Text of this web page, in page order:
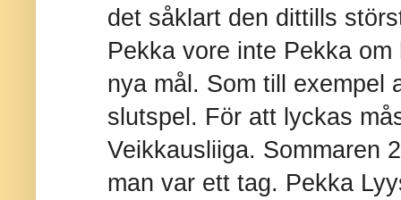
det såklart den dittills
Pekka vore inte Pekka
nya mål. Som till exempel
slutspel. För att lyckas
Veikkausliiga. Sommaren
man var ett tag. Pekka